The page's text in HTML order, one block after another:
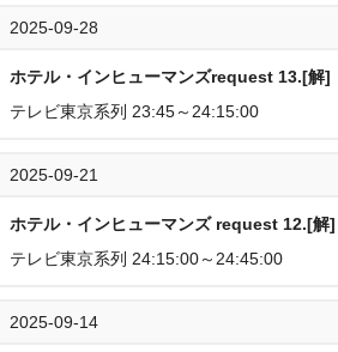
2025-09-28
ホテル・インヒューマンズrequest 13.[解]
テレビ東京系列 23:45～24:15:00
2025-09-21
ホテル・インヒューマンズ request 12.[解]
テレビ東京系列 24:15:00～24:45:00
2025-09-14